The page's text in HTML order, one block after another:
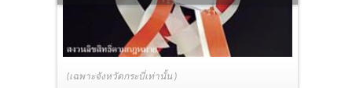
(เฉพาะจังหวัดกระบี่เท่านั้น )